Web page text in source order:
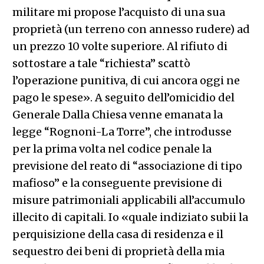
militare mi propose l’acquisto di una sua
proprietà (un terreno con annesso rudere) ad
un prezzo 10 volte superiore. Al rifiuto di
sottostare a tale “richiesta” scattò
l’operazione punitiva, di cui ancora oggi ne
pago le spese». A seguito dell’omicidio del
Generale Dalla Chiesa venne emanata la
legge “Rognoni-La Torre”, che introdusse
per la prima volta nel codice penale la
previsione del reato di “associazione di tipo
mafioso” e la conseguente previsione di
misure patrimoniali applicabili all’accumulo
illecito di capitali. Io «quale indiziato subii la
perquisizione della casa di residenza e il
sequestro dei beni di proprietà della mia